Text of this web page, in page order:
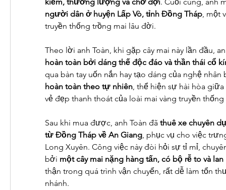
người dân ở huyện Lấp Vò, tỉnh Đồng Tháp, một
truyền thống trồng mai lâu đời.
Theo lời anh Toàn, khi gặp cây mai này lần đầu,
hoàn toàn bởi dáng thế độc đáo và thần thái cổ
qua bàn tay uốn nắn hay tạo dáng của nghệ nhân
hoàn toàn theo tự nhiên, thể hiện sự hài hòa
vẻ đẹp thanh thoát của loài mai vàng truyền thống
Sau khi mua được, anh Toàn đã thuê xe chuyên
từ Đồng Tháp về An Giang, phục vụ cho việc
Long Xuyên. Công việc này đòi hỏi sự tỉ mỉ,
bởi một cây mai nặng hàng tấn, có bộ rễ to và
thận trong quá trình vận chuyển, rất dễ làm tổn
nhánh.